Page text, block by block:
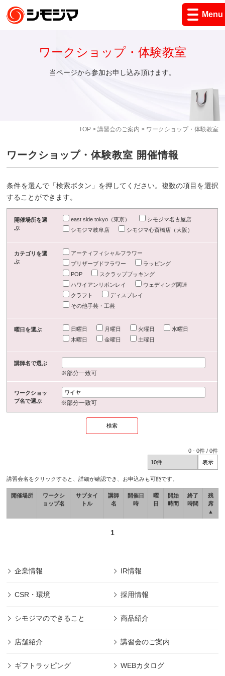
Menu
TOP> 講習会のご案内 > ワークショップ・体験教室
ワークショップ・体験教室
当ページから参加お申し込み頂けます。
ワークショップ・体験教室 開催情報
条件を選んで「検索ボタン」を押してください。複数の項目を選択
することができます。
開催場所を選
ぶ
east side tokyo（東京）
シモジマ名古屋店
シモジマ岐阜店
シモジマ心斎橋店（大阪）
カテゴリを選
ぶ
アーティフィシャルフラワー
プリザーブドフラワー
ラッピング
POP
スクラップブッキング
ハワイアンリボンレイ
ウェディング関連
クラフト
ディスプレイ
その他手芸・工芸
曜日を選ぶ 日曜日 月曜日 火曜日
水曜日
木曜日
金曜日 土曜日
講師名で選ぶ
※部分一致可
ワークショッ
プ名で選ぶ
※部分一致可
0 -0件 /0件
講習会名をクリックすると、詳細が確認でき、お申込みも可能です。
開催場所
ワークシ
ョップ名
サブタイ
トル
講師
名
開催日
時
曜
日
開始
時間
終了
時間
残
席
▲
1
企業情報 IR情報
CSR・環境 採用情報
シモジマのできること 商品紹介
店舗紹介 講習会のご案内
ギフトラッピング WEBカタログ